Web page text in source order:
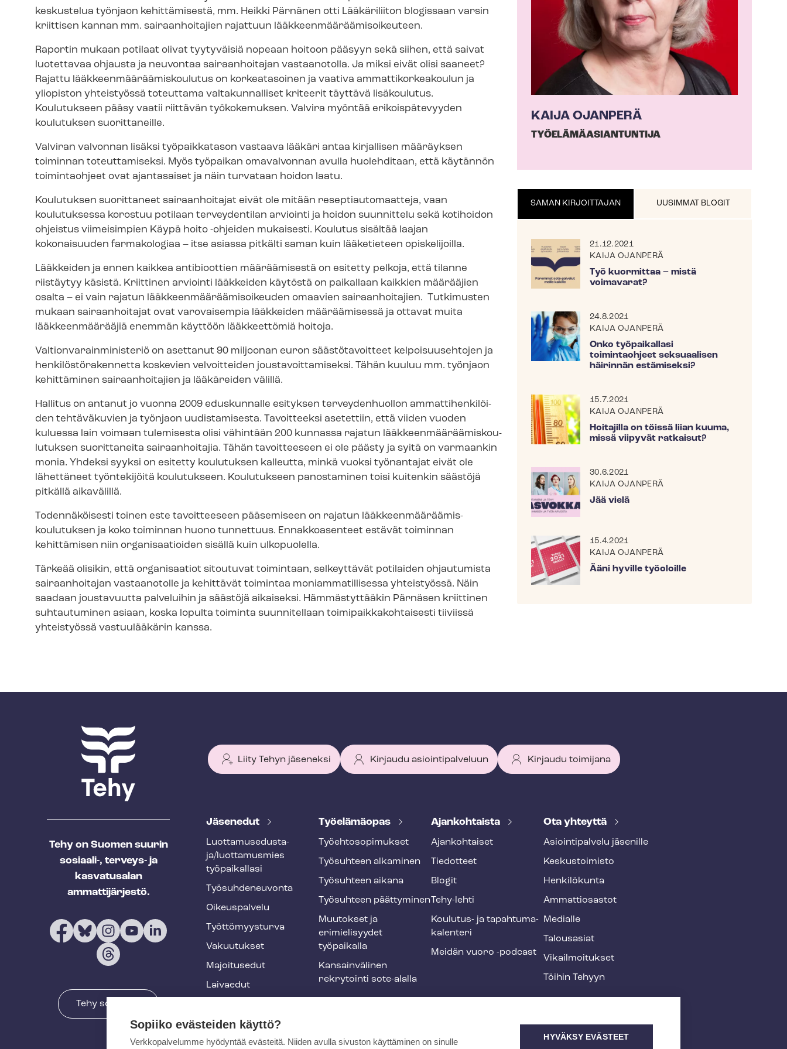
keskustelua työnjaon kehittämisestä, mm. Heikki Pärnänen otti Lääkäriliiton blogissaan varsin
kriittisen kannan mm. sairaanhoitajien rajattuun lääk­keen­mää­rää­mi­soi­keu­teen.
Raportin mukaan potilaat olivat tyytyväisiä nopeaan hoitoon pääsyyn sekä siihen, että saivat
luotettavaa ohjausta ja neuvontaa sairaanhoitajan vastaanotolla. Ja miksi eivät olisi saaneet?
Rajattu lääk­keen­mää­rää­mis­kou­lu­tus on korkeatasoinen ja vaativa am­mat­ti­kor­kea­kou­lun ja
yliopiston yhteistyössä toteuttama valtakunnalliset kriteerit täyttävä lisäkoulutus.
Koulutukseen pääsy vaatii riittävän työkokemuksen. Valvira myöntää erikoispätevyyden
koulutuksen suorittaneille.
Valviran valvonnan lisäksi työpaikkatason vastaava lääkäri antaa kirjallisen määräyksen
toiminnan toteuttamiseksi. Myös työpaikan omavalvonnan avulla huolehditaan, että käytännön
toimintaohjeet ovat ajantasaiset ja näin turvataan hoidon laatu.
Koulutuksen suorittaneet sairaanhoitajat eivät ole mitään re­sep­ti­au­to­maat­te­ja, vaan
koulutuksessa korostuu potilaan terveydentilan arviointi ja hoidon suunnittelu sekä kotihoidon
ohjeistus viimeisimpien Käypä hoito -ohjeiden mukaisesti. Koulutus sisältää laajan
kokonaisuuden farmakologiaa – itse asiassa pitkälti saman kuin lääketieteen opiskelijoilla.
Lääkkeiden ja ennen kaikkea antibioottien määräämisestä on esitetty pelkoja, että tilanne
riistäytyy käsistä. Kriittinen arviointi lääkkeiden käytöstä on paikallaan kaikkien määrääjien
osalta – ei vain rajatun lääk­keen­mää­rää­mi­soi­keu­den omaavien sairaanhoitajien. Tutkimusten
mukaan sairaanhoitajat ovat varovaisempia lääkkeiden määräämisessä ja ottavat muita
lääkkeenmäärääjiä enemmän käyttöön lääkkeettömiä hoitoja.
Val­tion­va­rain­mi­nis­te­riö on asettanut 90 miljoonan euron säästötavoitteet kelpoisuusehtojen ja
hen­ki­lös­tö­ra­ken­net­ta koskevien velvoitteiden jous­ta­voit­ta­mi­sek­si. Tähän kuuluu mm. työnjaon
kehittäminen sairaanhoitajien ja lääkäreiden välillä.
Hallitus on antanut jo vuonna 2009 eduskunnalle esityksen terveydenhuollon am­mat­ti­hen­ki­löi­
den tehtäväkuvien ja työnjaon uudistamisesta. Tavoitteeksi asetettiin, että viiden vuoden
kuluessa lain voimaan tulemisesta olisi vähintään 200 kunnassa rajatun lääk­keen­mää­rää­mis­kou­
lu­tuk­sen suorittaneita sairaanhoitajia. Tähän tavoitteeseen ei ole päästy ja syitä on varmaankin
monia. Yhdeksi syyksi on esitetty koulutuksen kalleutta, minkä vuoksi työnantajat eivät ole
lähettäneet työntekijöitä koulutukseen. Koulutukseen panostaminen toisi kuitenkin säästöjä
pitkällä aikavälillä.
Todennäköisesti toinen este tavoitteeseen pääsemiseen on rajatun lääkkeenmääräämis-​
koulutuksen ja koko toiminnan huono tunnettuus. Ennakkoasenteet estävät toiminnan
kehittämisen niin organisaatioiden sisällä kuin ulkopuolella.
Tärkeää olisikin, että organisaatiot sitoutuvat toimintaan, selkeyttävät potilaiden ohjautumista
sairaanhoitajan vastaanotolle ja kehittävät toimintaa mo­niam­ma­til­li­ses­sa yhteistyössä. Näin
saadaan joustavuutta palveluihin ja säästöjä aikaiseksi. Hämmästyttääkin Pärnäsen kriittinen
suhtautuminen asiaan, koska lopulta toiminta suunnitellaan toi­mi­paik­ka­koh­tai­ses­ti tiiviissä
yhteistyössä vastuulääkärin kanssa.
KAIJA OJANPERÄ
TYÖ­ELÄ­MÄ­ASIAN­TUN­TI­JA
SAMAN KIRJOITTAJAN UUSIMMAT BLOGIT
21.12.2021
KAIJA OJANPERÄ
Työ kuormittaa – mistä
voimavarat?
24.8.2021
KAIJA OJANPERÄ
Onko työpaikallasi
toimintaohjeet seksuaalisen
häirinnän estämiseksi?
15.7.2021
KAIJA OJANPERÄ
Hoitajilla on töissä liian kuuma,
missä viipyvät ratkaisut?
30.6.2021
KAIJA OJANPERÄ
Jää vielä
15.4.2021
KAIJA OJANPERÄ
Ääni hyville työoloille
Tehy on Suomen suurin
sosiaali-, terveys- ja
kasvatusalan
ammattijärjestö.
Tehy somessa
Liity Tehyn jäseneksi Kirjaudu asiointipalveluun Kirjaudu toimijana
T
h
y
f
o
o
t
e
r
Jäsenedut
Luot­ta­muse­dus­ta­
ja/luottamusmies
työpaikallasi
Työ­suh­de­neu­von­ta
Oikeuspalvelu
Työt­tö­myys­tur­va
Vakuutukset
Majoitusedut
Laivaedut
Muut edut
Koulutukset ja
Työelämäopas
Työ­eh­to­so­pi­muk­set
Työsuhteen alkaminen
Työsuhteen aikana
Työsuhteen päättyminen
Muutokset ja
erimielisyydet
työpaikalla
Kansainvälinen
rekrytointi sote-alalla
Ajankohtaista
Ajankohtaiset
Tiedotteet
Blogit
Tehy-lehti
Koulutus- ja ta­pah­tu­ma­
ka­len­te­ri
Meidän vuoro -podcast
Ota yhteyttä
Asioin­ti­pal­ve­lu jäsenille
Keskustoimisto
Henkilökunta
Ammattiosastot
Medialle
Talousasiat
Vi­kail­moi­tuk­set
Töihin Tehyyn
Sopiiko evästeiden käyttö?
Verkkopalvelumme hyödyntää evästeitä. Niiden avulla sivuston käyttäminen on sinulle HYVÄKSY EVÄSTEET